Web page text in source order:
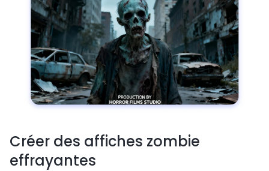
Créer des affiches zombie
effrayantes